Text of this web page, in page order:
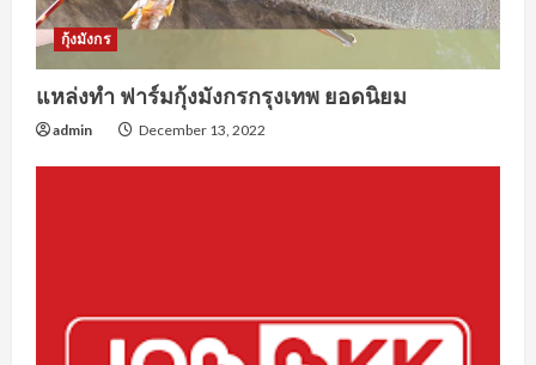
กุ้งมังกร
แหล่งทำ ฟาร์มกุ้งมังกรกรุงเทพ ยอดนิยม
admin December 13, 2022